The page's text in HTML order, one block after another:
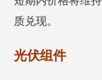
质兑现。
光伏组件